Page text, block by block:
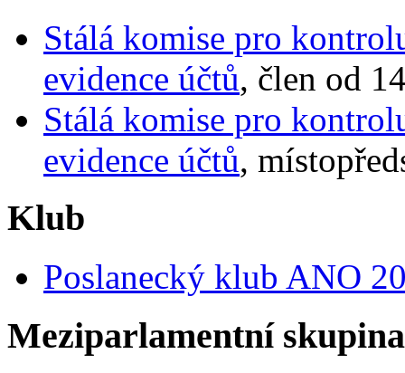
Stálá komise pro
evidence účtů, člen od
Stálá komise pro
evidence účtů,
Klub
Poslanecký klub ANO
Meziparlamentní